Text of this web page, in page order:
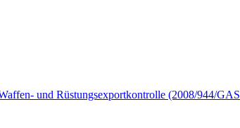
und Rüstungsexportkontrolle (2008/944/